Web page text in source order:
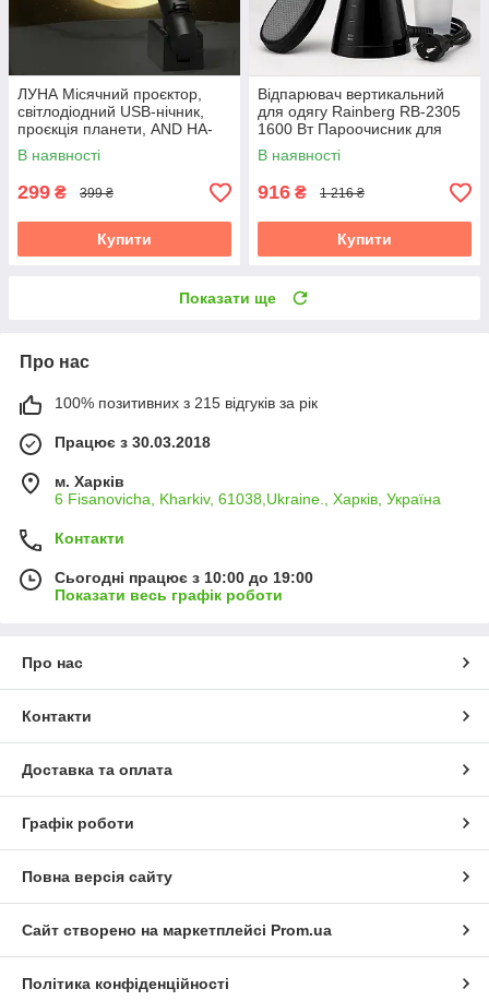
ЛУНА Місячний проєктор,
світлодіодний USB-нічник,
проєкція планети, AND HA-
126
В наявності
299 ₴ 399 ₴
Купити
Відпарювач вертикальний
для одягу Rainberg RB-2305
1600 Вт Пароочисник для
штор і постільної білизни
В наявності
916 ₴ 1 216 ₴
Купити
Показати ще
Про нас
100% позитивних з 215 відгуків за рік
Працює з 30.03.2018
м. Харків
6 Fisanovicha, Kharkiv, 61038,Ukraine., Харків, Україна
Контакти
Сьогодні працює з 10:00 до 19:00
Показати весь графік роботи
Про нас
Контакти
Доставка та оплата
Графік роботи
Повна версія сайту
Сайт створено на маркетплейсі Prom.ua
Політика конфіденційності